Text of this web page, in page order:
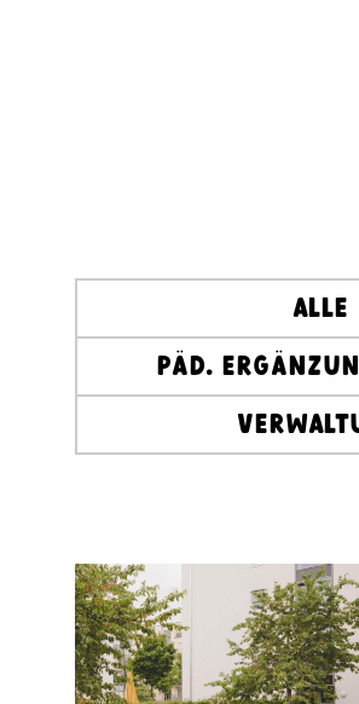
Alle
Päd.